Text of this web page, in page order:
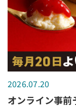
2026.07.20
オンライン事